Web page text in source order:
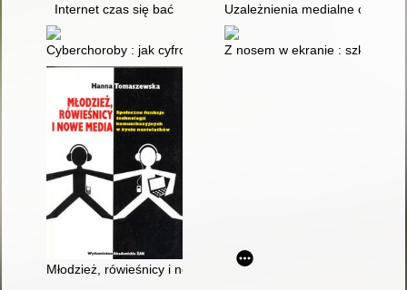
Internet czas się bać Uzależnienia medialne czyli O
Cyberchoroby : jak cyfrowe życie rujnuje nasze zdrowie
Z nosem w ekranie : szklana
Młodzież, rówieśnicy i nowe media : społeczne funkcje